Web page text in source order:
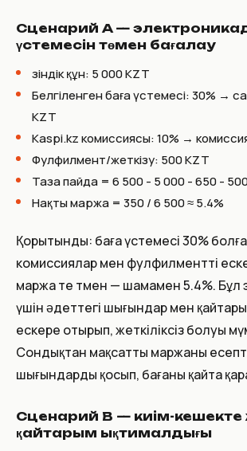
Сценарий A —
үстемесін төмен бағалау
Өзіндік құн: 5 000 KZT
Белгіленген баға үстемесі: 30% →
KZT
Kaspi.kz комиссиясы: 10% →
Фулфилмент/жеткізу: 500 KZT
Таза пайда = 6 500 - 5 000 - 650 -
Нақты маржа = 350 / 6 500 ≈ 5.4%
Қорытынды: баға үстемесі 30%
комиссиялар мен фулфилментті
маржа өте төмен — шамамен 5.4%. Бұл
үшін әдеттегі шығындар мен
ескере отырып, жеткіліксіз болуы
Сондықтан мақсатты маржаны
шығындарды қосып, бағаны қайта
Сценарий B — киім-кешекте
қайтарым ықтималдығы